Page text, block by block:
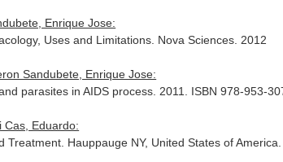
Enrique Jose:
Uses and Limitations . Nova Sciences. 2012
Sandubete, Enrique Jose:
parasites in AIDS process . 2011. ISBN 978-953-
Cas, Eduardo:
Treatment . Hauppauge NY, United States of